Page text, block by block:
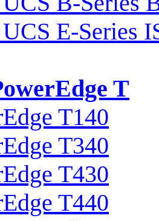
E-Series
T
T140
T340
T430
T440